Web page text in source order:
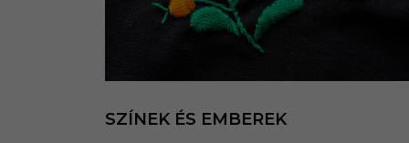
SZÍNEK ÉS EMBEREK